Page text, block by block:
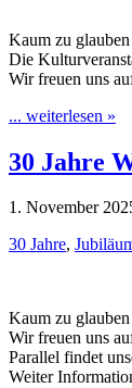
Kaum zu
Die
Wir freuen uns
... weiterlesen »
30 Jahre
1. November
30 Jahre,
Kaum zu
Wir freuen uns
Parallel findet
Weiter